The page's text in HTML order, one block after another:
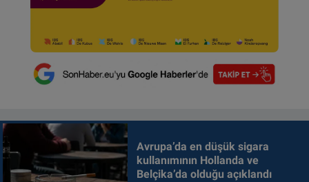
Avrupa’da en düşük sigara
kullanımının Hollanda ve
Belçika’da olduğu açıklandı